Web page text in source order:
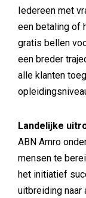
Iedereen met
een betaling of
gratis bellen
een breder
alle klanten
Landelijke
ABN Amro
mensen te
het initiatief
uitbreiding naar